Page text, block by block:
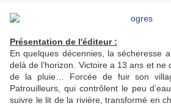
Présentation de l'éditeur :
En quelques décennies, la sécheresse
delà de l’horizon. Victoire a 13 ans et ne
de la pluie… Forcée de fuir son
Patrouilleurs, qui contrôlent le peu
suivre le lit de la rivière, transformé en